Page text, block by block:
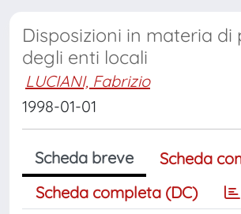
Disposizioni in materia di
degli enti locali
LUCIANI, Fabrizio
1998-01-01
Scheda breve
Scheda
Scheda completa (DC)